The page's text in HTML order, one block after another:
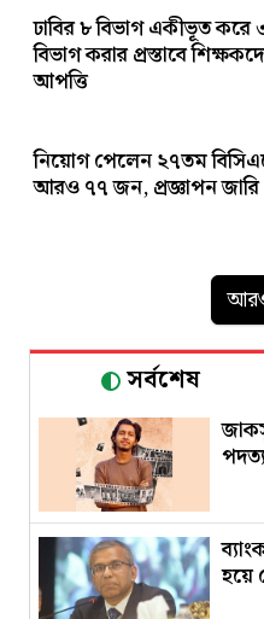
ঢাবির ৮ বিভাগ একীভূত করে
বিভাগ করার প্রস্তাবে
আপত্তি
নিয়োগ পেলেন ২৭তম
আরও ৭৭ জন, প্রজ্ঞাপন জারি
সর্বশেষ
হয়ে